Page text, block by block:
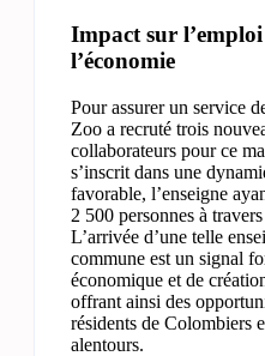
Impact sur
l’économie
Pour assurer un service
Zoo a recruté trois
collaborateurs pour ce
s’inscrit dans une
favorable, l’enseigne
2 500 personnes à
L’arrivée d’une telle
commune est un signal
économique et de
offrant ainsi des
résidents de Colombiers
alentours.